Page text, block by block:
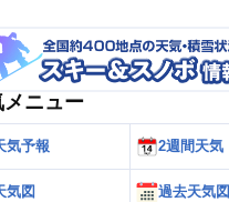
メニュー
気予報 2週間天気
気図 過去天気図